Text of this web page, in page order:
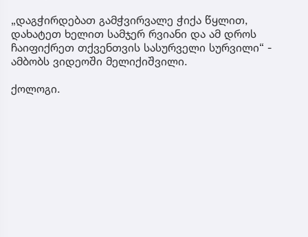
„დაგჭირდებათ გამჭვირვალე ჭიქა წყლით,
დახატეთ ხელით სამჯერ რვიანი და ამ დროს
ჩაიფიქრეთ თქვენთვის სასურველი სურვილი“ -
ამბობს ვიდეოში მელიქიშვილი.
ქოლოგი.